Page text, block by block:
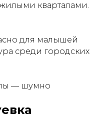
кварталами.
для малышей
среди городских
— шумно